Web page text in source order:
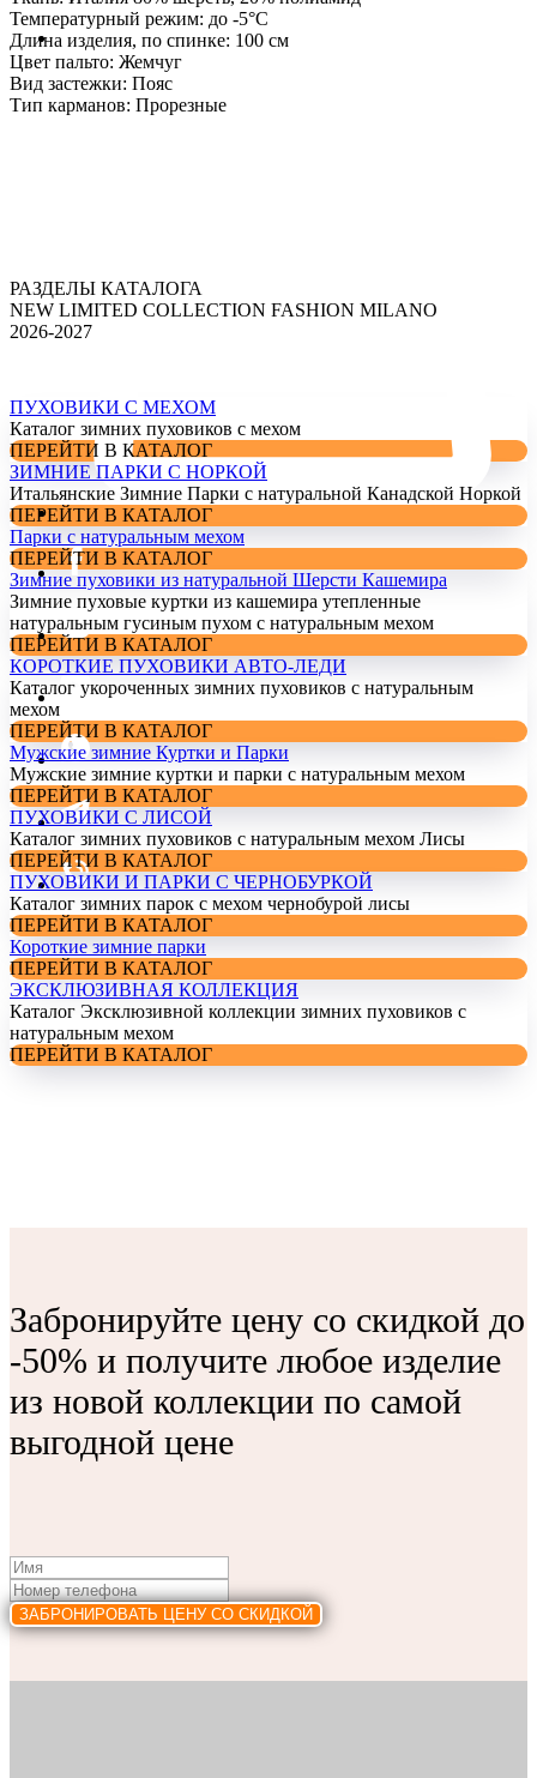
Температурный режим: до -5°С
Длина изделия, по спинке: 100 см
Цвет пальто: Жемчуг
Вид застежки: Пояс
Тип карманов: Прорезные
РАЗДЕЛЫ КАТАЛОГА
NEW LIMITED COLLECTION FASHION MILANO
2026-2027
ПУХОВИКИ С МЕХОМ
Каталог зимних пуховиков с мехом
ПЕРЕЙТИ В КАТАЛОГ
ЗИМНИЕ ПАРКИ С НОРКОЙ
Итальянские Зимние Парки с натуральной Канадской Норкой
ПЕРЕЙТИ В КАТАЛОГ
Парки с натуральным мехом
ПЕРЕЙТИ В КАТАЛОГ
Зимние пуховики из натуральной Шерсти Кашемира
Зимние пуховые куртки из кашемира утепленные
натуральным гусиным пухом с натуральным мехом
ПЕРЕЙТИ В КАТАЛОГ
КОРОТКИЕ ПУХОВИКИ АВТО-ЛЕДИ
Каталог укороченных зимних пуховиков с натуральным
мехом
ПЕРЕЙТИ В КАТАЛОГ
Мужские зимние Куртки и Парки
Мужские зимние куртки и парки с натуральным мехом
ПЕРЕЙТИ В КАТАЛОГ
ПУХОВИКИ С ЛИСОЙ
Каталог зимних пуховиков с натуральным мехом Лисы
ПЕРЕЙТИ В КАТАЛОГ
ПУХОВИКИ И ПАРКИ С ЧЕРНОБУРКОЙ
Каталог зимних парок с мехом чернобурой лисы
ПЕРЕЙТИ В КАТАЛОГ
Короткие зимние парки
ПЕРЕЙТИ В КАТАЛОГ
ЭКСКЛЮЗИВНАЯ КОЛЛЕКЦИЯ
Каталог Эксклюзивной коллекции зимних пуховиков с
натуральным мехом
ПЕРЕЙТИ В КАТАЛОГ
Забронируйте цену со скидкой до
-50% и получите любое изделие
из новой коллекции по самой
выгодной цене
ЗАБРОНИРОВАТЬ ЦЕНУ СО СКИДКОЙ